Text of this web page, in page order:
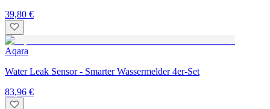
39,80 €
Aqara
Water Leak Sensor - Smarter Wassermelder 4er-Set
83,96 €